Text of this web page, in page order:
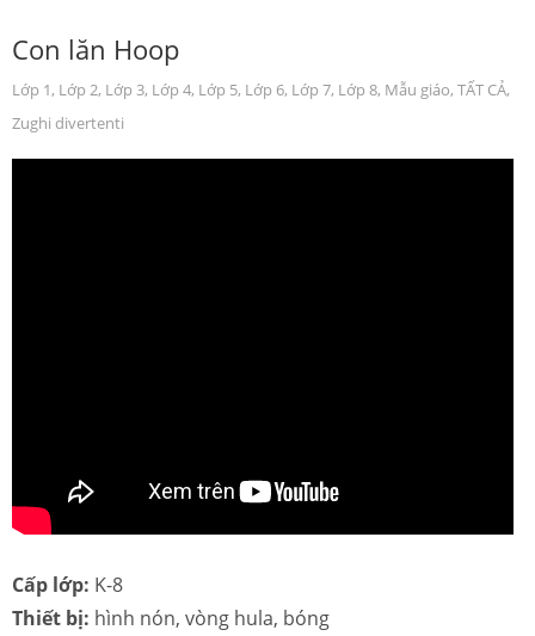
Con lăn Hoop
Lớp 1, Lớp 2, Lớp 3, Lớp 4, Lớp 5, Lớp 6, Lớp 7, Lớp 8, Mẫu giáo, TẤT CẢ,
Zughi divertenti
Cấp lớp: K-8
Thiết bị: hình nón, vòng hula, bóng